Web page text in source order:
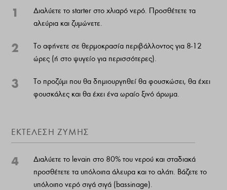
1
Διαλύετε το starter στο χλιαρό νερό. Προσθέτετε τα
αλεύρια και ζυμώνετε.
2
Το αφήνετε σε θερμοκρασία περιβάλλοντος για 8-12
ώρες (ή στο ψυγείο για περισσότερες).
3
Το προζύμι που θα δημιουργηθεί θα φουσκώσει, θα έχει
φουσκάλες και θα έχει ένα ωραίο ξινό άρωμα.
ΕΚΤΕΛΕΣΗ ΖΥΜΗΣ
4
Διαλύετε το levain στο 80% του νερού και σταδιακά
προσθέτετε τα υπόλοιπα άλευρα και το αλάτι. Βάζετε το
υπόλοιπο νερό σιγά σιγά (bassinage).